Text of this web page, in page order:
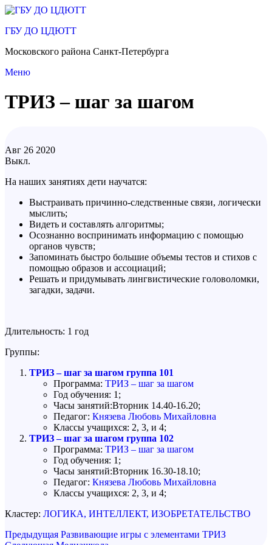
Перейти
содержимому
ГБУ ДО ЦДЮТТ
Московского района Санкт-Петербурга
Меню
ТРИЗ – шаг за шагом
Авг 26 2020
Выкл.
На наших занятиях дети научатся:
Выстраивать причинно-следственные связи, логически
мыслить;
Видеть и составлять алгоритмы;
Осознанно воспринимать информацию с помощью
органов чувств;
Запоминать быстро большие объемы тестов и стихов с
помощью образов и ассоциаций;
Решать и придумывать лингвистические головоломки,
загадки, задачи.
Длительность: 1 год
Группы:
ТРИЗ – шаг за шагом группа 101
Программа: ТРИЗ – шаг за шагом
Год обучения: 1;
Часы занятий:Вторник 14.40-16.20;
Педагог: Князева Любовь Михайловна
Классы учащихся: 2, 3, и 4;
ТРИЗ – шаг за шагом группа 102
Программа: ТРИЗ – шаг за шагом
Год обучения: 1;
Часы занятий:Вторник 16.30-18.10;
Педагог: Князева Любовь Михайловна
Классы учащихся: 2, 3, и 4;
Кластер: ЛОГИКА, ИНТЕЛЛЕКТ, ИЗОБРЕТАТЕЛЬСТВО
Навигация
Предыдущая
Предыдущая Развивающие игры с элементами ТРИЗ